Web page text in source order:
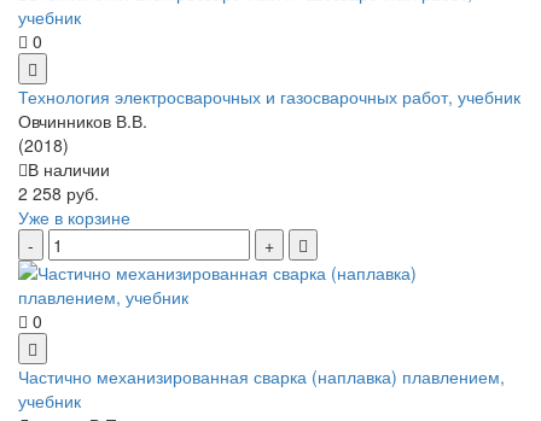
0
Технология электросварочных и газосварочных работ, учебник
Овчинников В.В.
(2018)
В наличии
2 258 руб.
Уже в корзине
0
Частично механизированная сварка (наплавка) плавлением,
учебник